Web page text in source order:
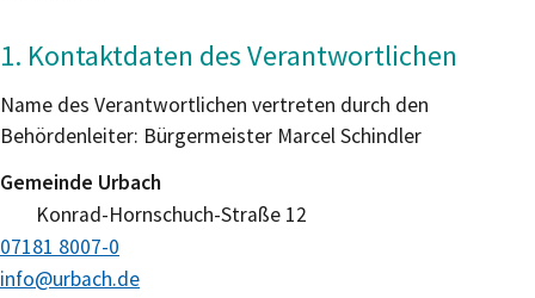
1. Kontaktdaten des Verantwortlichen
Name des Verantwortlichen vertreten durch den
Behördenleiter: Bürgermeister Marcel Schindler
Gemeinde Urbach
Konrad-Hornschuch-Straße 12
info@urbach.de
07181 8007-0